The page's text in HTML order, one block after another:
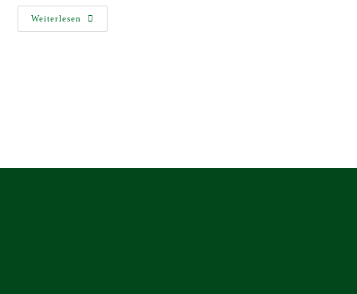
Weiterlesen